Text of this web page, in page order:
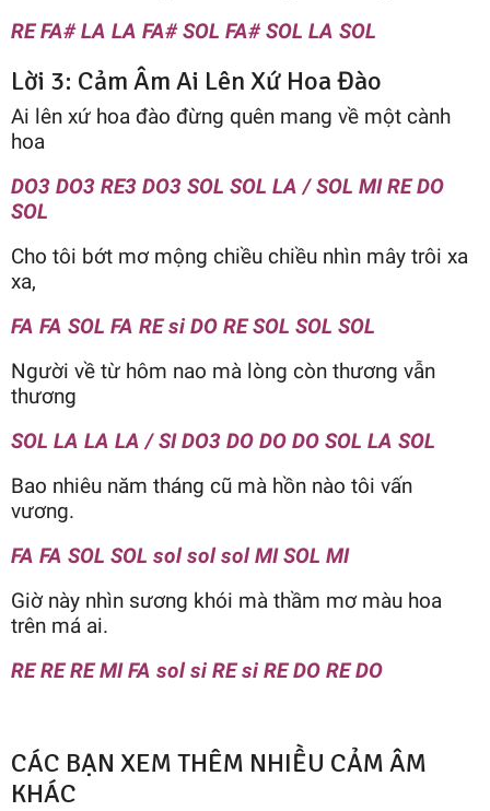
RE FA# LA LA FA# SOL FA# SOL LA SOL
Lời 3: Cảm Âm Ai Lên Xứ Hoa Đào
Ai lên xứ hoa đào đừng quên mang về một cành
hoa
DO3 DO3 RE3 DO3 SOL SOL LA / SOL MI RE DO
SOL
Cho tôi bớt mơ mộng chiều chiều nhìn mây trôi xa
xa,
FA FA SOL FA RE si DO RE SOL SOL SOL
Người về từ hôm nao mà lòng còn thương vẫn
thương
SOL LA LA LA / SI DO3 DO DO DO SOL LA SOL
Bao nhiêu năm tháng cũ mà hồn nào tôi vấn
vương.
FA FA SOL SOL sol sol sol MI SOL MI
Giờ này nhìn sương khói mà thầm mơ màu hoa
trên má ai.
RE RE RE MI FA sol si RE si RE DO RE DO
CÁC BẠN XEM THÊM NHIỀU CẢM ÂM
KHÁC